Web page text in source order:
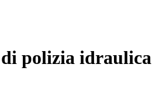
di polizia idraulica